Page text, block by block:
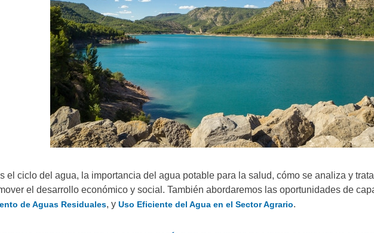
el ciclo del agua, la importancia del agua potable para la salud, cómo se analiza y
el desarrollo económico y social. También abordaremos las oportunidades de
de Aguas Residuales, y Uso Eficiente del Agua en el Sector Agrario.